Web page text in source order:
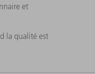
et
la qualité est